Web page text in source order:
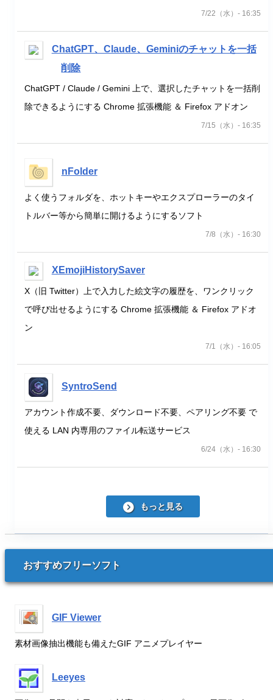
7/22（水）- 16:35
ChatGPT、Claude、Geminiのチャットを一括
削除
ChatGPT / Claude / Gemini 上で、選択したチャットを一括削
除できるようにする Chrome 拡張機能 ＆ Firefox アドオン
7/15（水）- 16:35
nFolder
よく使うフォルダを、ホットキーやエクスプローラーのタイ
トルバー等から簡単に開けるようにするソフト
7/8（水）- 16:30
XEmojiHistorySaver
X（旧 Twitter）上で入力した絵文字の履歴を、ワンクリック
で呼び出せるようにする Chrome 拡張機能 ＆ Firefox アドオ
ン
7/1（水）- 16:05
SyntroSend
アカウント作成不要、ダウンロード不要、ペアリング不要 で
使える LAN 内専用のファイル転送サービス
6/24（水）- 16:30
もっと見る
おすすめフリーソフト
GIF Viewer
素材画像抽出機能も備えたGIF アニメプレイヤー
Leeyes